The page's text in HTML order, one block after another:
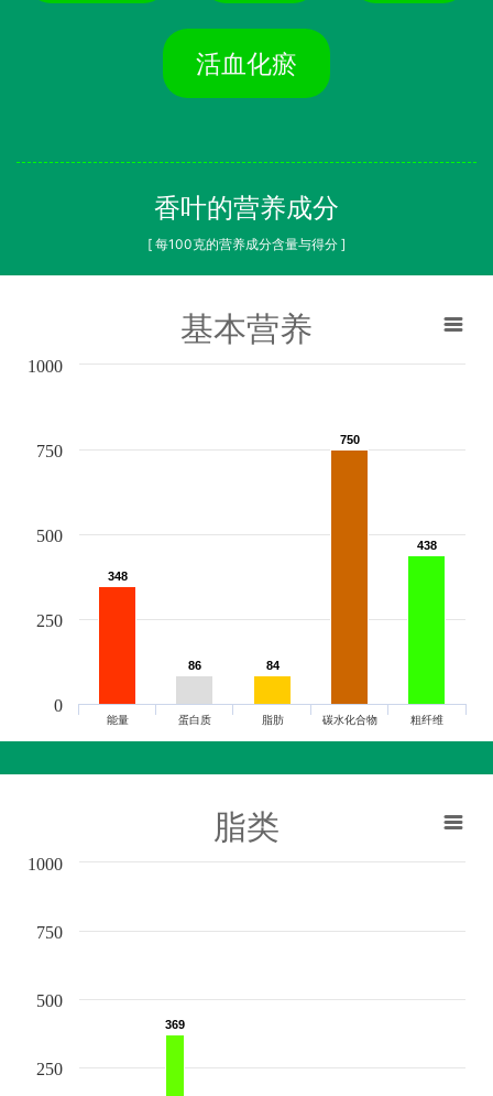
活血化瘀
香叶的营养成分
[ 每100克的营养成分含量与得分 ]
基本营养
348
348
86
86 84
84
750
750
438
438
能量 蛋白质 脂肪 碳水化合物 粗纤维
0
250
500
750
1000
脂类
369
369
250
500
750
1000